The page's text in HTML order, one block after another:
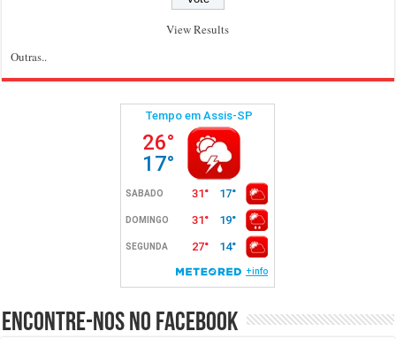
View Results
Outras..
Encontre-nos no Facebook